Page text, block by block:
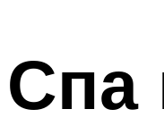
Меню
Спа